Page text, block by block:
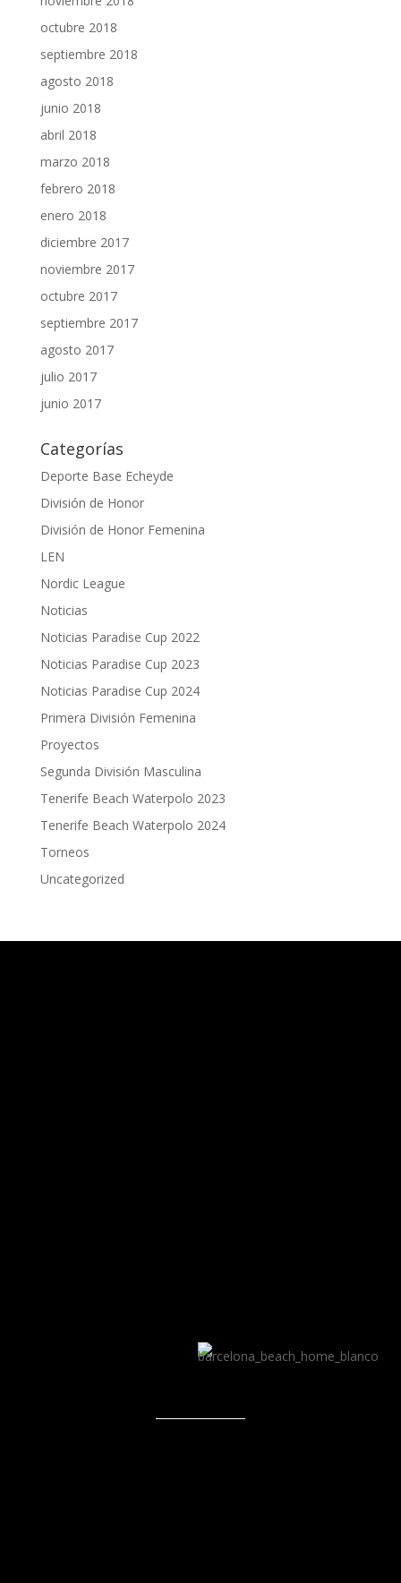
octubre 2018
septiembre 2018
agosto 2018
junio 2018
abril 2018
marzo 2018
febrero 2018
enero 2018
diciembre 2017
noviembre 2017
octubre 2017
septiembre 2017
agosto 2017
julio 2017
junio 2017
Categorías
Deporte Base Echeyde
División de Honor
División de Honor Femenina
LEN
Nordic League
Noticias
Noticias Paradise Cup 2022
Noticias Paradise Cup 2023
Noticias Paradise Cup 2024
Primera División Femenina
Proyectos
Segunda División Masculina
Tenerife Beach Waterpolo 2023
Tenerife Beach Waterpolo 2024
Torneos
Uncategorized